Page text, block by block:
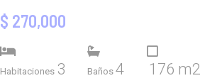
$ 270,000
Habitaciones 3 Baños 4 176 m2